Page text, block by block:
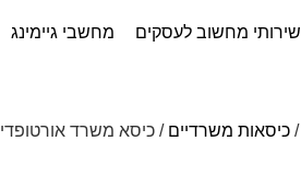
שירותי מחשוב לעסקים מחשבי גיימינג
/ כיסאות משרדיים / כיסא משרד אורטופדי Keisar Seatplus White Bold – צבע לבן